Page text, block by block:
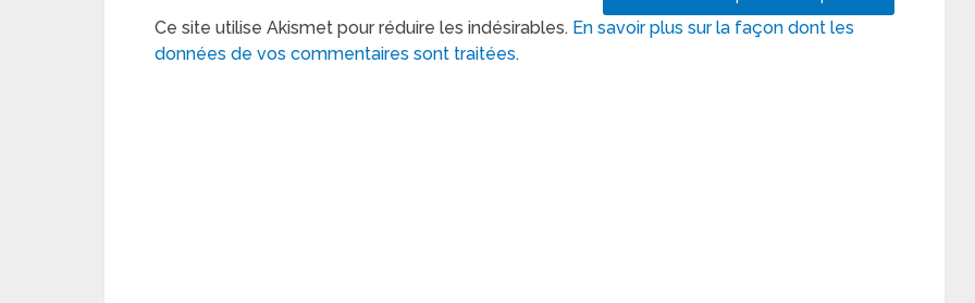
Ce site utilise Akismet pour réduire les indésirables. En savoir plus sur la façon dont les
données de vos commentaires sont traitées.